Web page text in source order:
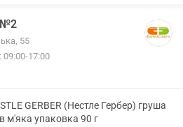
№2
55
17:00
GERBER (Нестле Гербер) груша
м'яка упаковка 90 г